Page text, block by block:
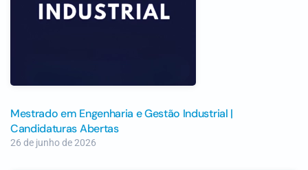
Mestrado em Engenharia e Gestão Industrial |
Candidaturas Abertas
26 de junho de 2026